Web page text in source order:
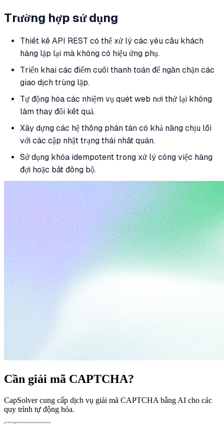
Trường hợp sử dụng
Thiết kế API REST có thể xử lý các yêu cầu khách
hàng lặp lại mà không có hiệu ứng phụ.
Triển khai các điểm cuối thanh toán để ngăn chặn các
giao dịch trùng lặp.
Tự động hóa các nhiệm vụ quét web nơi thử lại không
làm thay đổi kết quả.
Xây dựng các hệ thống phân tán có khả năng chịu lỗi
với các cập nhật trạng thái nhất quán.
Sử dụng khóa idempotent trong xử lý công việc hàng
đợi hoặc bất đồng bộ.
Cần giải mã CAPTCHA?
CapSolver cung cấp dịch vụ giải mã CAPTCHA bằng AI cho các
quy trình tự động hóa.